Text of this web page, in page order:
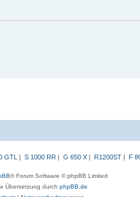
GTL | S 1000 RR | G 650 X| R1200ST| F
® Forum Software © phpBB Limited
Übersetzung durch phpBB.de